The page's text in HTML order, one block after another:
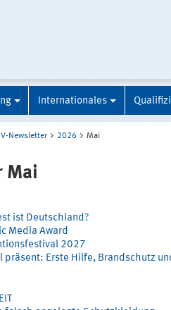
Internationales
Newsletter 2026 Mai
Mai
ist Deutschland?
Media Award
2027
Erste Hilfe, Brandschutz